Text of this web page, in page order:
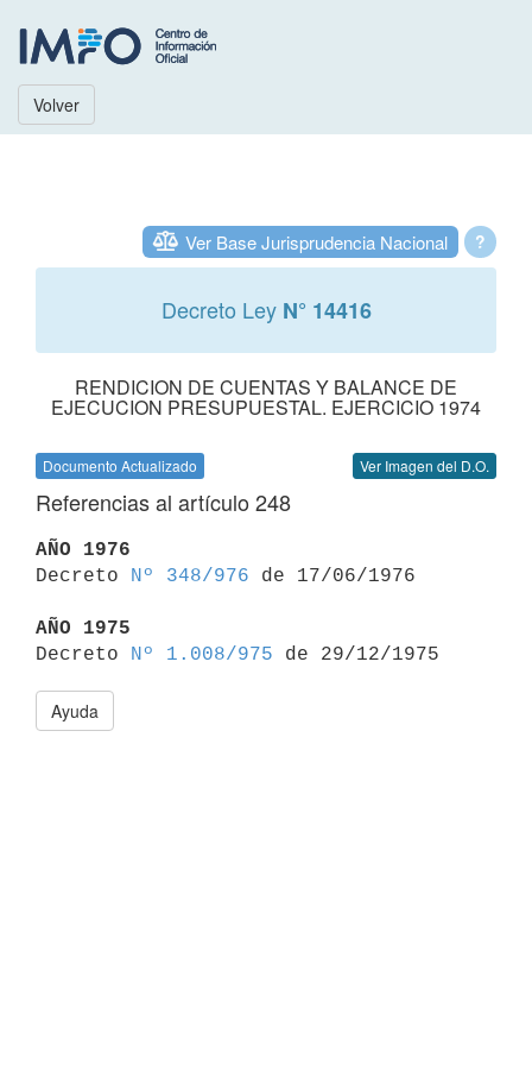
Volver
?
Ver Base Jurisprudencia Nacional
Decreto Ley N° 14416
RENDICION DE CUENTAS Y BALANCE DE
EJECUCION PRESUPUESTAL. EJERCICIO 1974
Documento Actualizado Ver Imagen del D.O.
Referencias al artículo 248
AÑO 1976
Decreto
Nº 348/976 de 17/06/1976
AÑO 1975
Decreto
Nº 1.008/975
Ayuda